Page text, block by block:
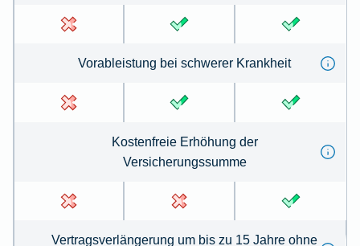
Vorableistung bei schwerer Krankheit
Kostenfreie Erhöhung der
Versicherungssumme
Vertragsverlängerung um bis zu 15 Jahre ohne